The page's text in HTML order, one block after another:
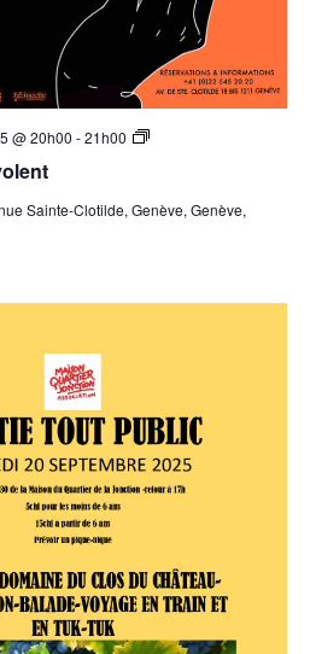
@ 20h00 -21h00
Les
Sainte-Clotilde, Genève, Genève,